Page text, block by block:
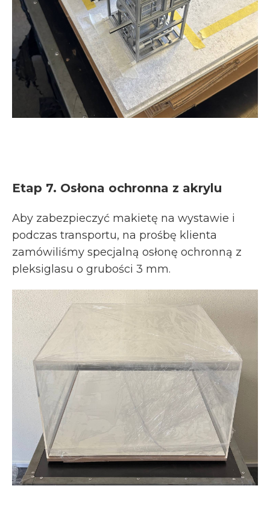
Etap 7. Osłona ochronna z akrylu
Aby zabezpieczyć makietę na wystawie i
podczas transportu, na prośbę klienta
zamówiliśmy specjalną osłonę ochronną z
pleksiglasu o grubości 3 mm.